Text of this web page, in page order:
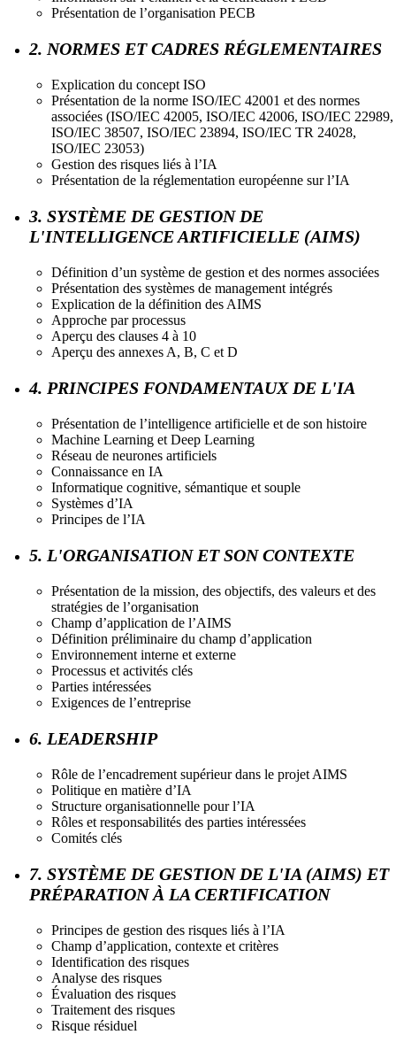
Présentation de l’organisation PECB
2. NORMES ET CADRES RÉGLEMENTAIRES
Explication du concept ISO
Présentation de la norme ISO/IEC 42001 et des normes
associées (ISO/IEC 42005, ISO/IEC 42006, ISO/IEC 22989,
ISO/IEC 38507, ISO/IEC 23894, ISO/IEC TR 24028,
ISO/IEC 23053)
Gestion des risques liés à l’IA
Présentation de la réglementation européenne sur l’IA
3. SYSTÈME DE GESTION DE
L'INTELLIGENCE ARTIFICIELLE (AIMS)
Définition d’un système de gestion et des normes associées
Présentation des systèmes de management intégrés
Explication de la définition des AIMS
Approche par processus
Aperçu des clauses 4 à 10
Aperçu des annexes A, B, C et D
4. PRINCIPES FONDAMENTAUX DE L'IA
Présentation de l’intelligence artificielle et de son histoire
Machine Learning et Deep Learning
Réseau de neurones artificiels
Connaissance en IA
Informatique cognitive, sémantique et souple
Systèmes d’IA
Principes de l’IA
5. L'ORGANISATION ET SON CONTEXTE
Présentation de la mission, des objectifs, des valeurs et des
stratégies de l’organisation
Champ d’application de l’AIMS
Définition préliminaire du champ d’application
Environnement interne et externe
Processus et activités clés
Parties intéressées
Exigences de l’entreprise
6. LEADERSHIP
Rôle de l’encadrement supérieur dans le projet AIMS
Politique en matière d’IA
Structure organisationnelle pour l’IA
Rôles et responsabilités des parties intéressées
Comités clés
7. SYSTÈME DE GESTION DE L'IA (AIMS) ET
PRÉPARATION À LA CERTIFICATION
Principes de gestion des risques liés à l’IA
Champ d’application, contexte et critères
Identification des risques
Analyse des risques
Évaluation des risques
Traitement des risques
Risque résiduel